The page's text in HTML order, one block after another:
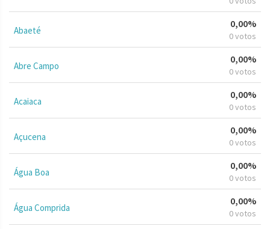
Abaeté
0,00%
0 votos
Abre Campo
0,00%
0 votos
Acaiaca
0,00%
0 votos
Açucena
0,00%
0 votos
Água Boa
0,00%
0 votos
Água Comprida
0,00%
0 votos